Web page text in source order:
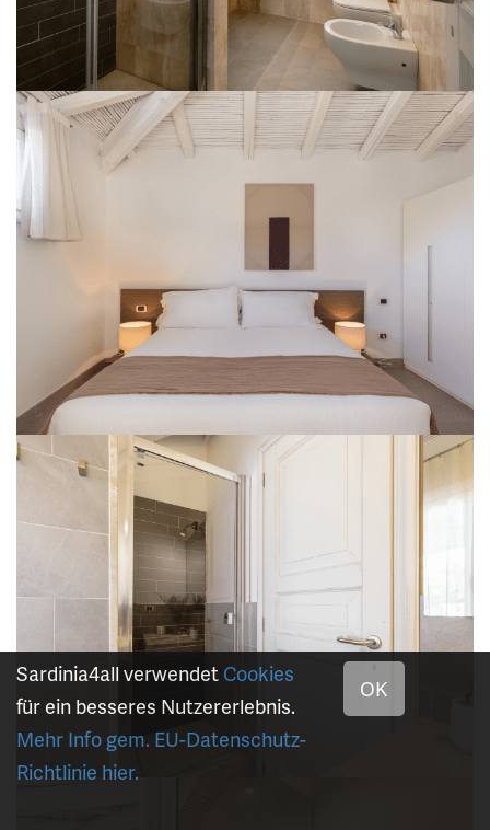
Sardinia4all verwendet Cookies
für ein besseres Nutzererlebnis.
Mehr Info gem. EU-Datenschutz-
Richtlinie hier.
OK